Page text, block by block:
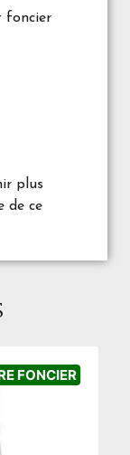
foncier
plus
de ce
FONCIER